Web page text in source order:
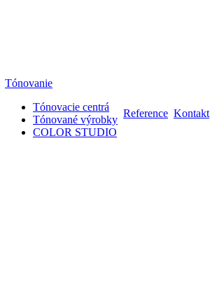
Tónovanie
Tónovacie centrá
Tónované výrobky
COLOR STUDIO
Reference Kontakt